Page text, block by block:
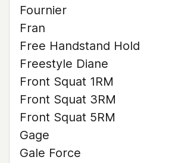
Fournier
Fran
Free Handstand Hold
Freestyle Diane
Front Squat 1RM
Front Squat 3RM
Front Squat 5RM
Gage
Gale Force